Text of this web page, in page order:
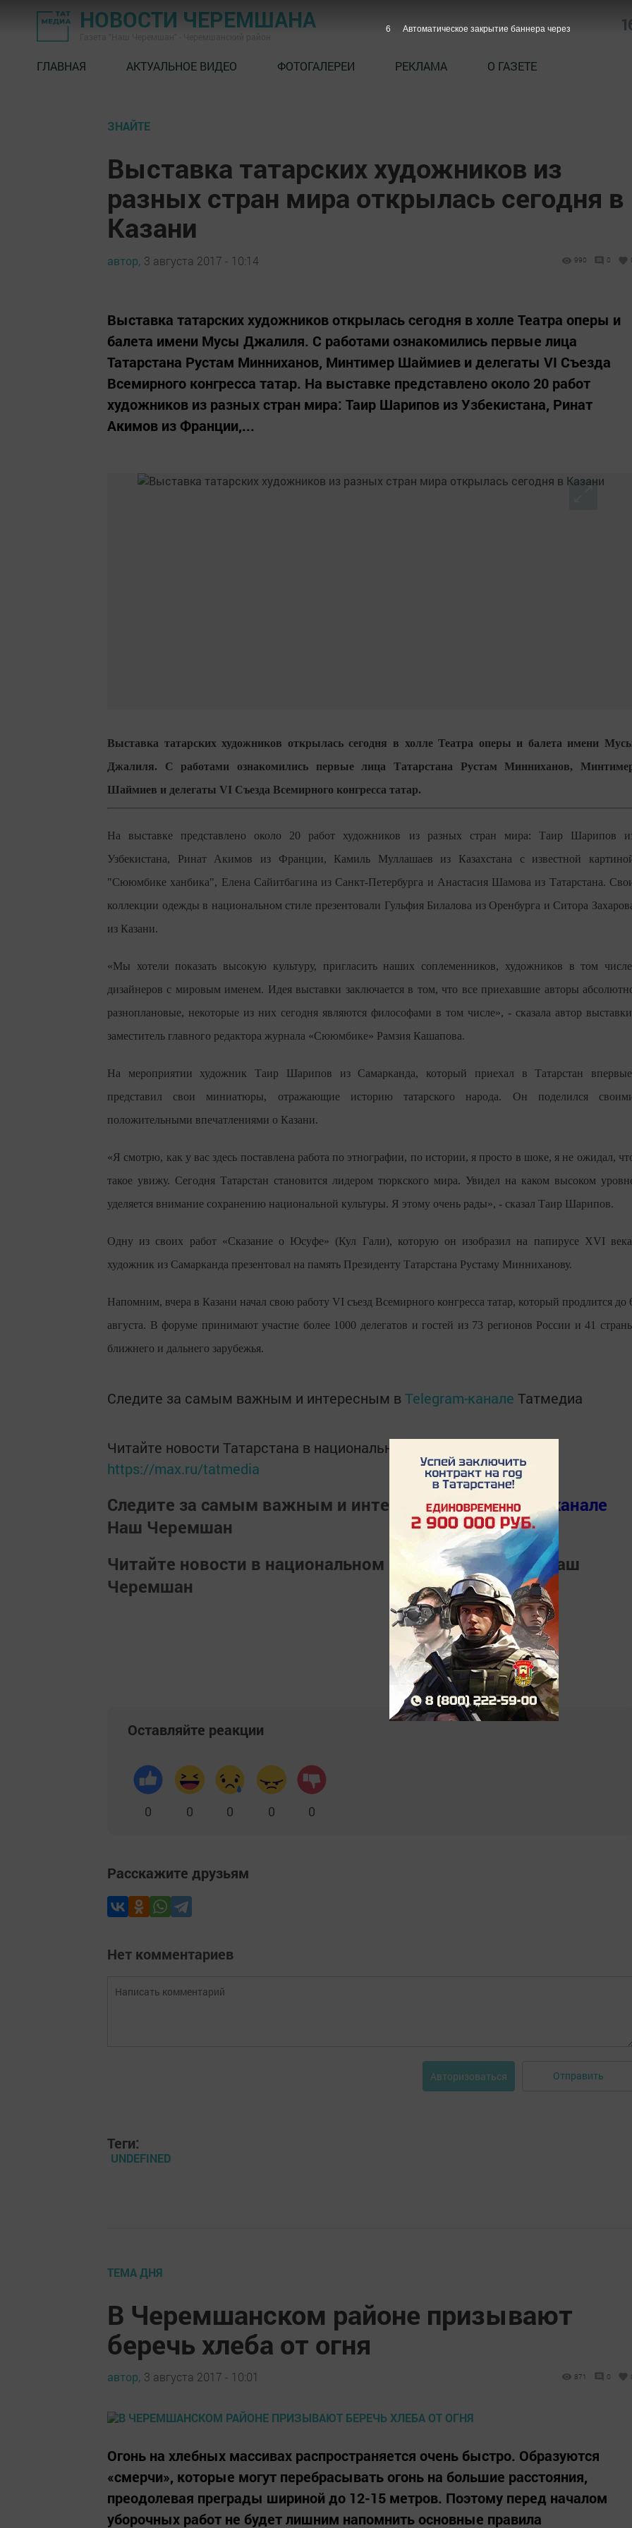
НОВОСТИ ЧЕРЕМШАНА
ГЛАВНАЯ АКТУАЛЬНОЕ ВИДЕО ФОТОГАЛЕРЕИ РЕКЛАМА О ГАЗЕТЕ
ЗНАЙТЕ
Выставка татарских художников из
разных стран мира открылась сегодня в
Казани
автор, 3 августа 2017 - 10:14 990 0
Выставка татарских художников открылась сегодня в холле Театра оперы и
балета имени Мусы Джалиля. С работами ознакомились первые лица
Татарстана Рустам Минниханов, Минтимер Шаймиев и делегаты VI Съезда
Всемирного конгресса татар. На выставке представлено около 20 работ
художников из разных стран мира: Таир Шарипов из Узбекистана, Ринат
Акимов из Франции,...
Выставка татарских художников открылась сегодня в холле Театра оперы и балета имени
Джалиля. С работами ознакомились первые лица Татарстана Рустам Минниханов,
Шаймиев и делегаты VI Съезда Всемирного конгресса татар.
На выставке представлено около 20 работ художников из разных стран мира: Таир Шарипов
Узбекистана, Ринат Акимов из Франции, Камиль Муллашаев из Казахстана с известной
"Сююмбике ханбика", Елена Сайитбагина из Санкт-Петербурга и Анастасия Шамова из Татарстана.
коллекции одежды в национальном стиле презентовали Гульфия Билалова из Оренбурга и Ситора
из Казани.
«Мы хотели показать высокую культуру, пригласить наших соплеменников, художников в том
дизайнеров с мировым именем. Идея выставки заключается в том, что все приехавшие авторы
разноплановые, некоторые из них сегодня являются философами в том числе», - сказала автор
заместитель главного редактора журнала «Сююмбике» Рамзия Кашапова.
На мероприятии художник Таир Шарипов из Самарканда, который приехал в Татарстан
представил свои миниатюры, отражающие историю татарского народа. Он поделился
положительными впечатлениями о Казани.
«Я смотрю, как у вас здесь поставлена работа по этнографии, по истории, я просто в шоке, я не ожидал,
такое увижу. Сегодня Татарстан становится лидером тюркского мира. Увидел на каком высоком
уделяется внимание сохранению национальной культуры. Я этому очень рады», - сказал Таир Шарипов.
Одну из своих работ «Сказание о Юсуфе» (Кул Гали), которую он изобразил на папирусе XVI
художник из Самарканда презентовал на память Президенту Татарстана Рустаму Минниханову.
Напомним, вчера в Казани начал свою работу VI съезд Всемирного конгресса татар, который продлится до
августа. В форуме принимают участие более 1000 делегатов и гостей из 73 регионов России и 41
ближнего и дальнего зарубежья.
Следите за самым важным и интересным в Telegram-канале Татмедиа
Читайте новости Татарстана в национальном мессенджере MАХ:
https://max.ru/tatmedia
Следите за самым важным и интересным вТелеграм канале
Наш Черемшан
Читайте новости в национальном мессенджере MАХНаш
Черемшан
Оставляйте реакции
0 0 0 0 0
Расскажите друзьям
Нет комментариев
Авторизоваться Отправить
Теги:
UNDEFINED
ТЕМА ДНЯ
В Черемшанском районе призывают
беречь хлеба от огня
автор, 3 августа 2017 - 10:01 871 0
Огонь на хлебных массивах распространяется очень быстро. Образуются
«смерчи», которые могут перебрасывать огонь на большие расстояния,
преодолевая преграды шириной до 12-15 метров. Поэтому перед началом
уборочных работ не будет лишним напомнить основные правила
5 Автоматическое закрытие баннера через